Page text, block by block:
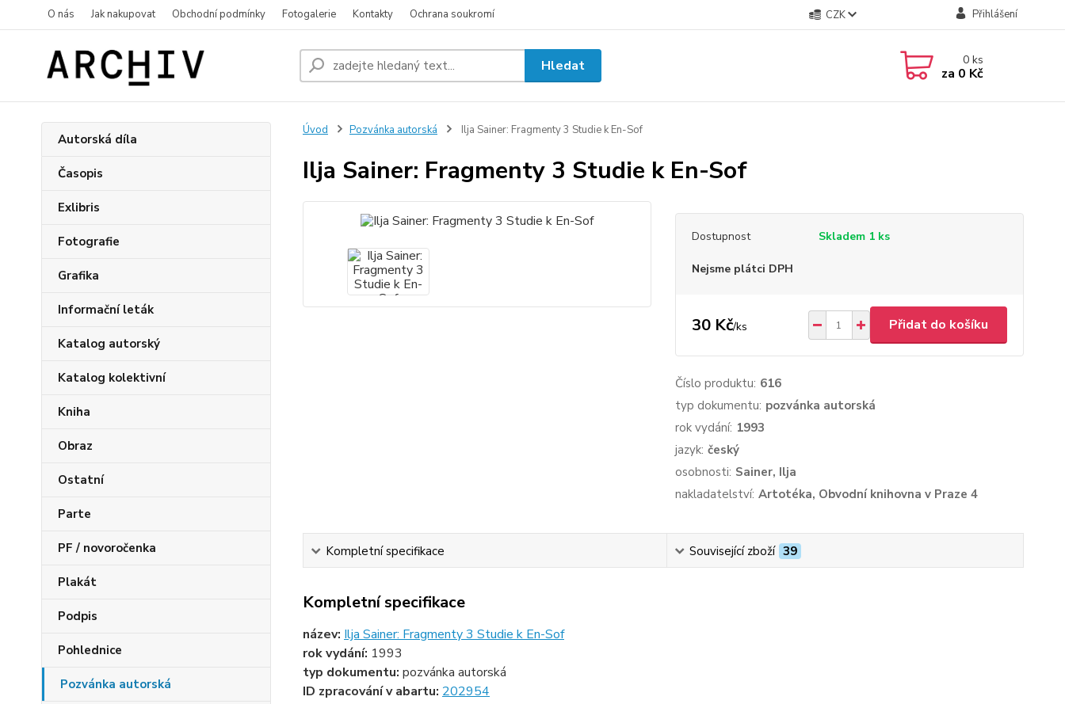
O nás Jak nakupovat Obchodní podmínky Fotogalerie Kontakty Ochrana soukromí CZK Přihlášení
Hledat 0ks
za 0 Kč
Autorská díla
Časopis
Exlibris
Fotografie
Grafika
Informační leták
Katalog autorský
Katalog kolektivní
Kniha
Obraz
Ostatní
Parte
PF / novoročenka
Plakát
Podpis
Pohlednice
Pozvánka autorská
Úvod Pozvánka autorská Ilja Sainer: Fragmenty 3 Studie k En-Sof
Ilja Sainer: Fragmenty 3 Studie k En-Sof
Dostupnost Skladem 1 ks
Nejsme plátci DPH
30 Kč/ks Přidat do košíku
Číslo produktu: 616
typ dokumentu: pozvánka autorská
rok vydání: 1993
jazyk: český
osobnosti: Sainer, Ilja
nakladatelství: Artotéka, Obvodní knihovna v Praze 4
Kompletní specifikace Související zboží 39
Kompletní specifikace
název: Ilja Sainer: Fragmenty 3 Studie k En-Sof
rok vydání: 1993
typ dokumentu: pozvánka autorská
ID zpracování v abartu: 202954